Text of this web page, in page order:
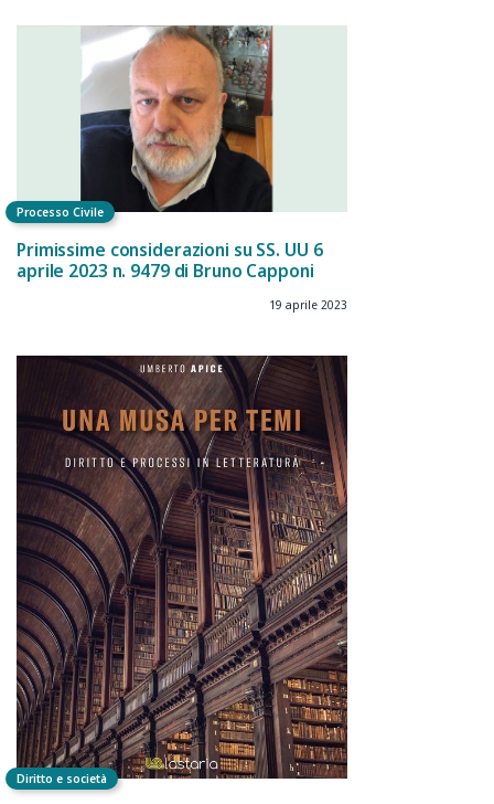
Processo Civile
Primissime considerazioni su SS. UU 6
aprile 2023 n. 9479 di Bruno Capponi
19 aprile 2023
Diritto e società